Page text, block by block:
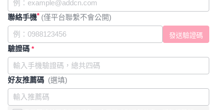
聯絡手機* (僅平台聯繫不會公開)
驗證碼 *
好友推薦碼 (選填)